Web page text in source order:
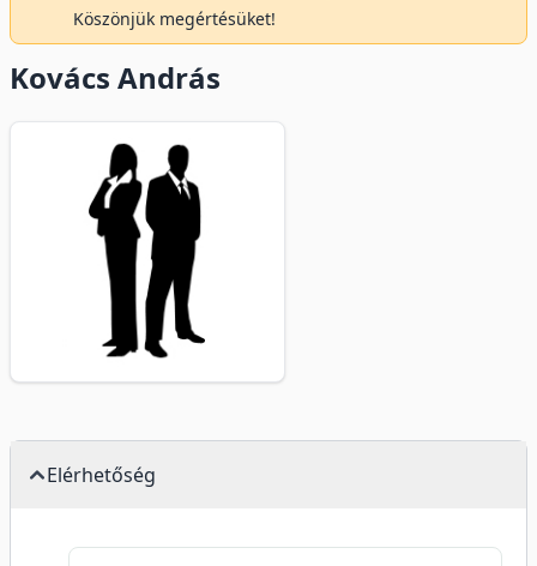
Köszönjük megértésüket!
Kovács András
Elérhetőség